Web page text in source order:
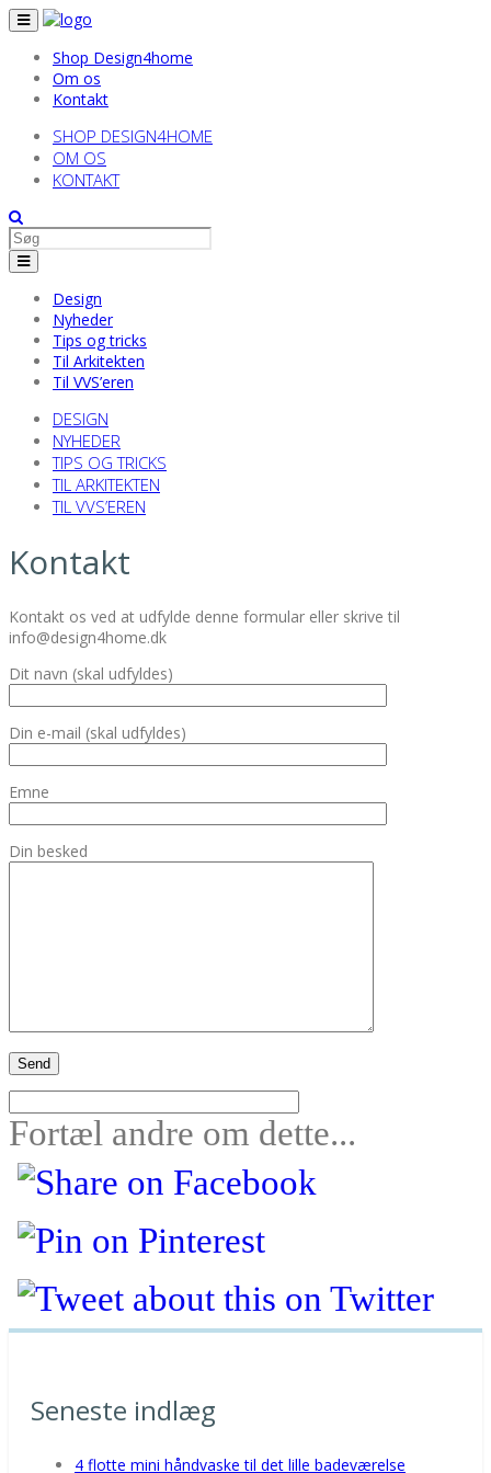
Shop Design4home
Om os
Kontakt
SHOP DESIGN4HOME
OM OS
KONTAKT
Design
Nyheder
Tips og tricks
Til Arkitekten
Til VVS’eren
DESIGN
NYHEDER
TIPS OG TRICKS
TIL ARKITEKTEN
TIL VVS’EREN
Kontakt
Kontakt os ved at udfylde denne formular eller skrive til
info@design4home.dk
Dit navn (skal udfyldes)
Din e-mail (skal udfyldes)
Emne
Din besked
Fortæl andre om dette...
Seneste indlæg
4 flotte mini håndvaske til det lille badeværelse